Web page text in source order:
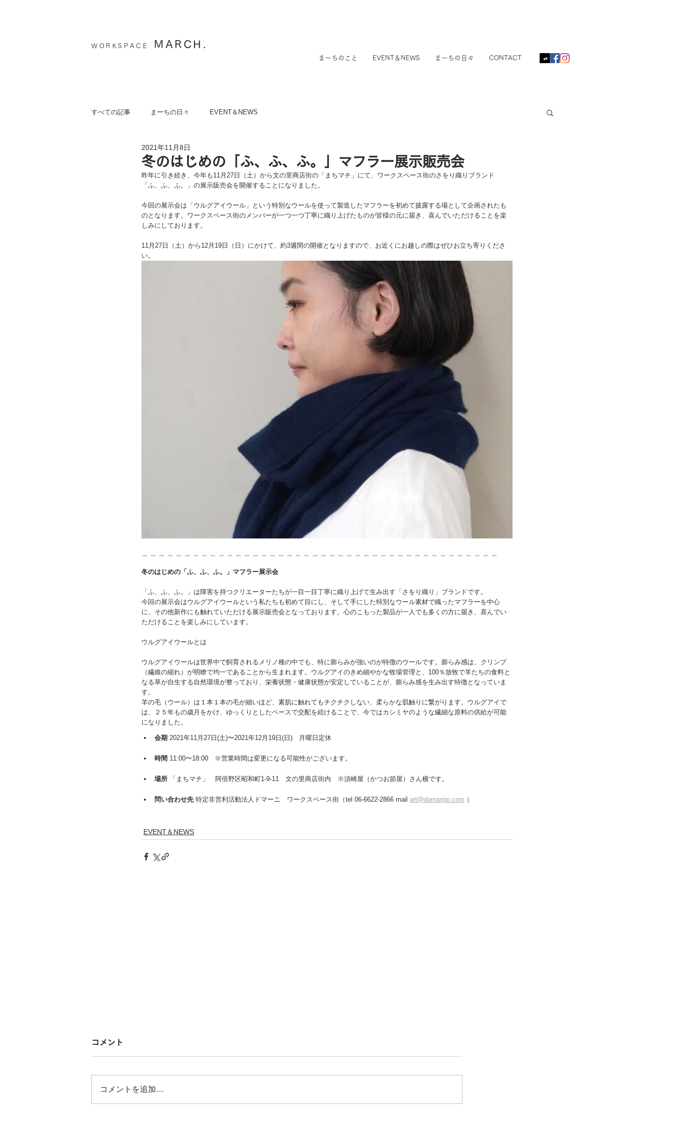
WORKSPACE MARCH.
まーちのこと EVENT＆NEWS まーちの日々 CONTACT
すべての記事 まーちの日々 EVENT＆NEWS
冬のはじめの「ふ、ふ、ふ。」マフラー展示販売会
2021年11月8日
昨年に引き続き、今年も11月27日（土）から文の里商店街の「まちマチ」にて、ワークスペース街のさをり織りブランド
「ふ、ふ、ふ。」の展示販売会を開催することになりました。
今回の展示会は「ウルグアイウール」という特別なウールを使って製造したマフラーを初めて披露する場として企画されたも
のとなります。ワークスペース街のメンバーが一つ一つ丁寧に織り上げたものが皆様の元に届き、喜んでいただけることを楽
しみにしております。
11月27日（土）から12月19日（日）にかけて、約3週間の開催となりますので、お近くにお越しの際はぜひお立ち寄りくださ
い。
冬のはじめの「ふ、ふ、ふ。」マフラー展示会
「ふ、ふ、ふ。」は障害を持つクリエーターたちが一目一目丁寧に織り上げて生み出す「さをり織り」ブランドです。
今回の展示会はウルグアイウールという私たちも初めて目にし、そして手にした特別なウール素材で織ったマフラーを中心
に、その他新作にも触れていただける展示販売会となっております。心のこもった製品が一人でも多くの方に届き、喜んでい
ただけることを楽しみにしています。
ウルグアイウールとは
ウルグアイウールは世界中で飼育されるメリノ種の中でも、特に膨らみが強いのが特徴のウールです。膨らみ感は、クリンプ
（繊維の縮れ）が明瞭で均一であることから生まれます。ウルグアイのきめ細やかな牧場管理と、100％放牧で羊たちの食料と
なる草が自生する自然環境が整っており、栄養状態・健康状態が安定していることが、膨らみ感を生み出す特徴となっていま
す。
羊の毛（ウール）は１本１本の毛が細いほど、素肌に触れてもチクチクしない、柔らかな肌触りに繋がります。ウルグアイで
は、２５年もの歳月をかけ、ゆっくりとしたペースで交配を続けることで、今ではカシミヤのような繊細な原料の供給が可能
になりました。
会期 2021年11月27日(土)〜2021年12月19日(日)　月曜日定休
時間 11:00〜18:00　※営業時間は変更になる可能性がございます。
場所 「まちマチ」　阿倍野区昭和町1-9-11　文の里商店街内　※須崎屋（かつお節屋）さん横です。
問い合わせ先 特定非営利活動法人ドマーニ　ワークスペース街（tel 06-6622-2866 mail art@domanijp.com ）
EVENT＆NEWS
コメント
コメントを追加…